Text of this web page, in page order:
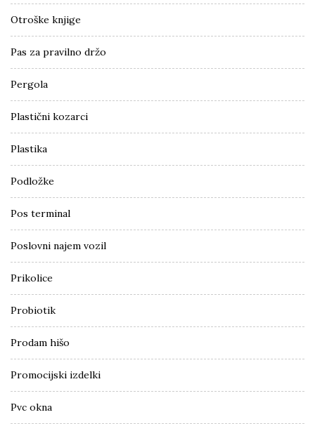
Otroške knjige
Pas za pravilno držo
Pergola
Plastični kozarci
Plastika
Podložke
Pos terminal
Poslovni najem vozil
Prikolice
Probiotik
Prodam hišo
Promocijski izdelki
Pvc okna